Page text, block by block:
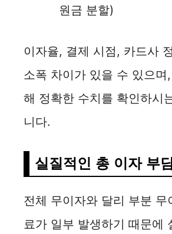
원금 분할)
이자율, 결제 시점, 카드사
소폭 차이가 있을 수 있으며
해 정확한 수치를 확인하시
니다.
실질적인 총 이자 부
전체 무이자와 달리 부분 무
료가 일부 발생하기 때문에